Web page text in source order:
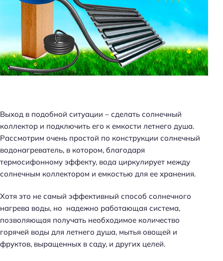
Выход в подобной ситуации – сделать солнечный
коллектор и подключить его к емкости летнего душа.
Рассмотрим очень простой по конструкции солнечный
водонагреватель, в котором, благодаря
термосифонному эффекту, вода циркулирует между
солнечным коллектором и емкостью для ее хранения.
Хотя это не самый эффективный способ солнечного
нагрева воды, но надежно работающая система,
позволяющая получать необходимое количество
горячей воды для летнего душа, мытья овощей и
фруктов, выращенных в саду, и других целей.